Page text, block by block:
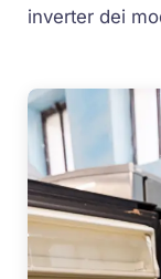
inverter dei